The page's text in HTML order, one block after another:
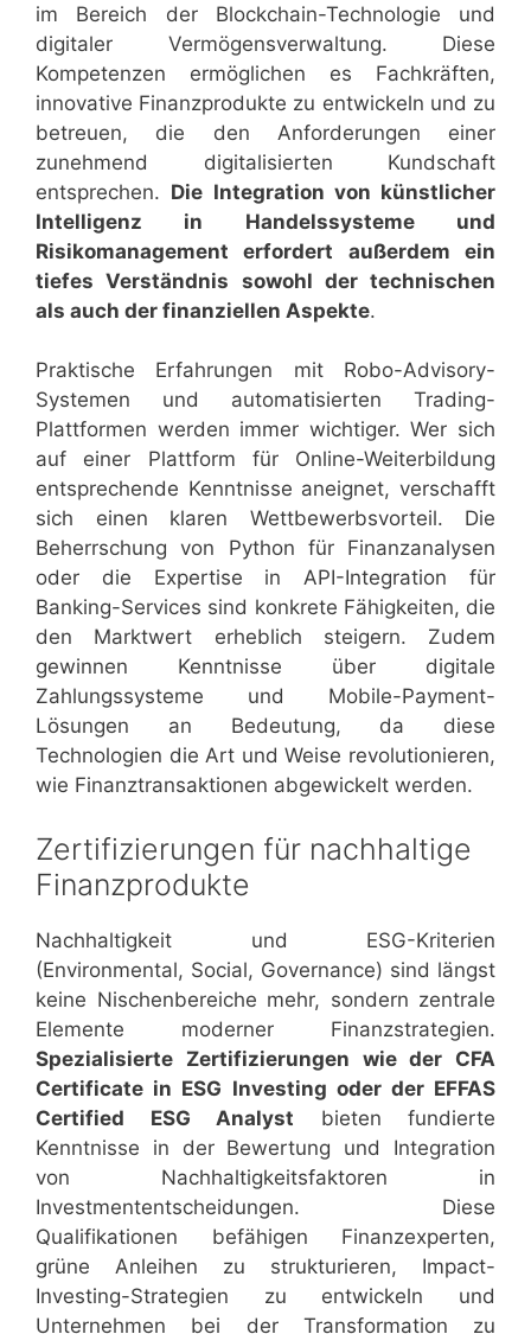
im Bereich der Blockchain-Technologie und
digitaler Vermögensverwaltung. Diese
Kompetenzen ermöglichen es Fachkräften,
innovative Finanzprodukte zu entwickeln und zu
betreuen, die den Anforderungen einer
zunehmend digitalisierten Kundschaft
entsprechen. Die Integration von künstlicher
Intelligenz in Handelssysteme und
Risikomanagement erfordert außerdem ein
tiefes Verständnis sowohl der technischen
als auch der finanziellen Aspekte.
Praktische Erfahrungen mit Robo-Advisory-
Systemen und automatisierten Trading-
Plattformen werden immer wichtiger. Wer sich
auf einer Plattform für Online-Weiterbildung
entsprechende Kenntnisse aneignet, verschafft
sich einen klaren Wettbewerbsvorteil. Die
Beherrschung von Python für Finanzanalysen
oder die Expertise in API-Integration für
Banking-Services sind konkrete Fähigkeiten, die
den Marktwert erheblich steigern. Zudem
gewinnen Kenntnisse über digitale
Zahlungssysteme und Mobile-Payment-
Lösungen an Bedeutung, da diese
Technologien die Art und Weise revolutionieren,
wie Finanztransaktionen abgewickelt werden.
Zertifizierungen für nachhaltige
Finanzprodukte
Nachhaltigkeit und ESG-Kriterien
(Environmental, Social, Governance) sind längst
keine Nischenbereiche mehr, sondern zentrale
Elemente moderner Finanzstrategien.
Spezialisierte Zertifizierungen wie der CFA
Certificate in ESG Investing oder der EFFAS
Certified ESG Analyst bieten fundierte
Kenntnisse in der Bewertung und Integration
von Nachhaltigkeitsfaktoren in
Investmententscheidungen. Diese
Qualifikationen befähigen Finanzexperten,
grüne Anleihen zu strukturieren, Impact-
Investing-Strategien zu entwickeln und
Unternehmen bei der Transformation zu